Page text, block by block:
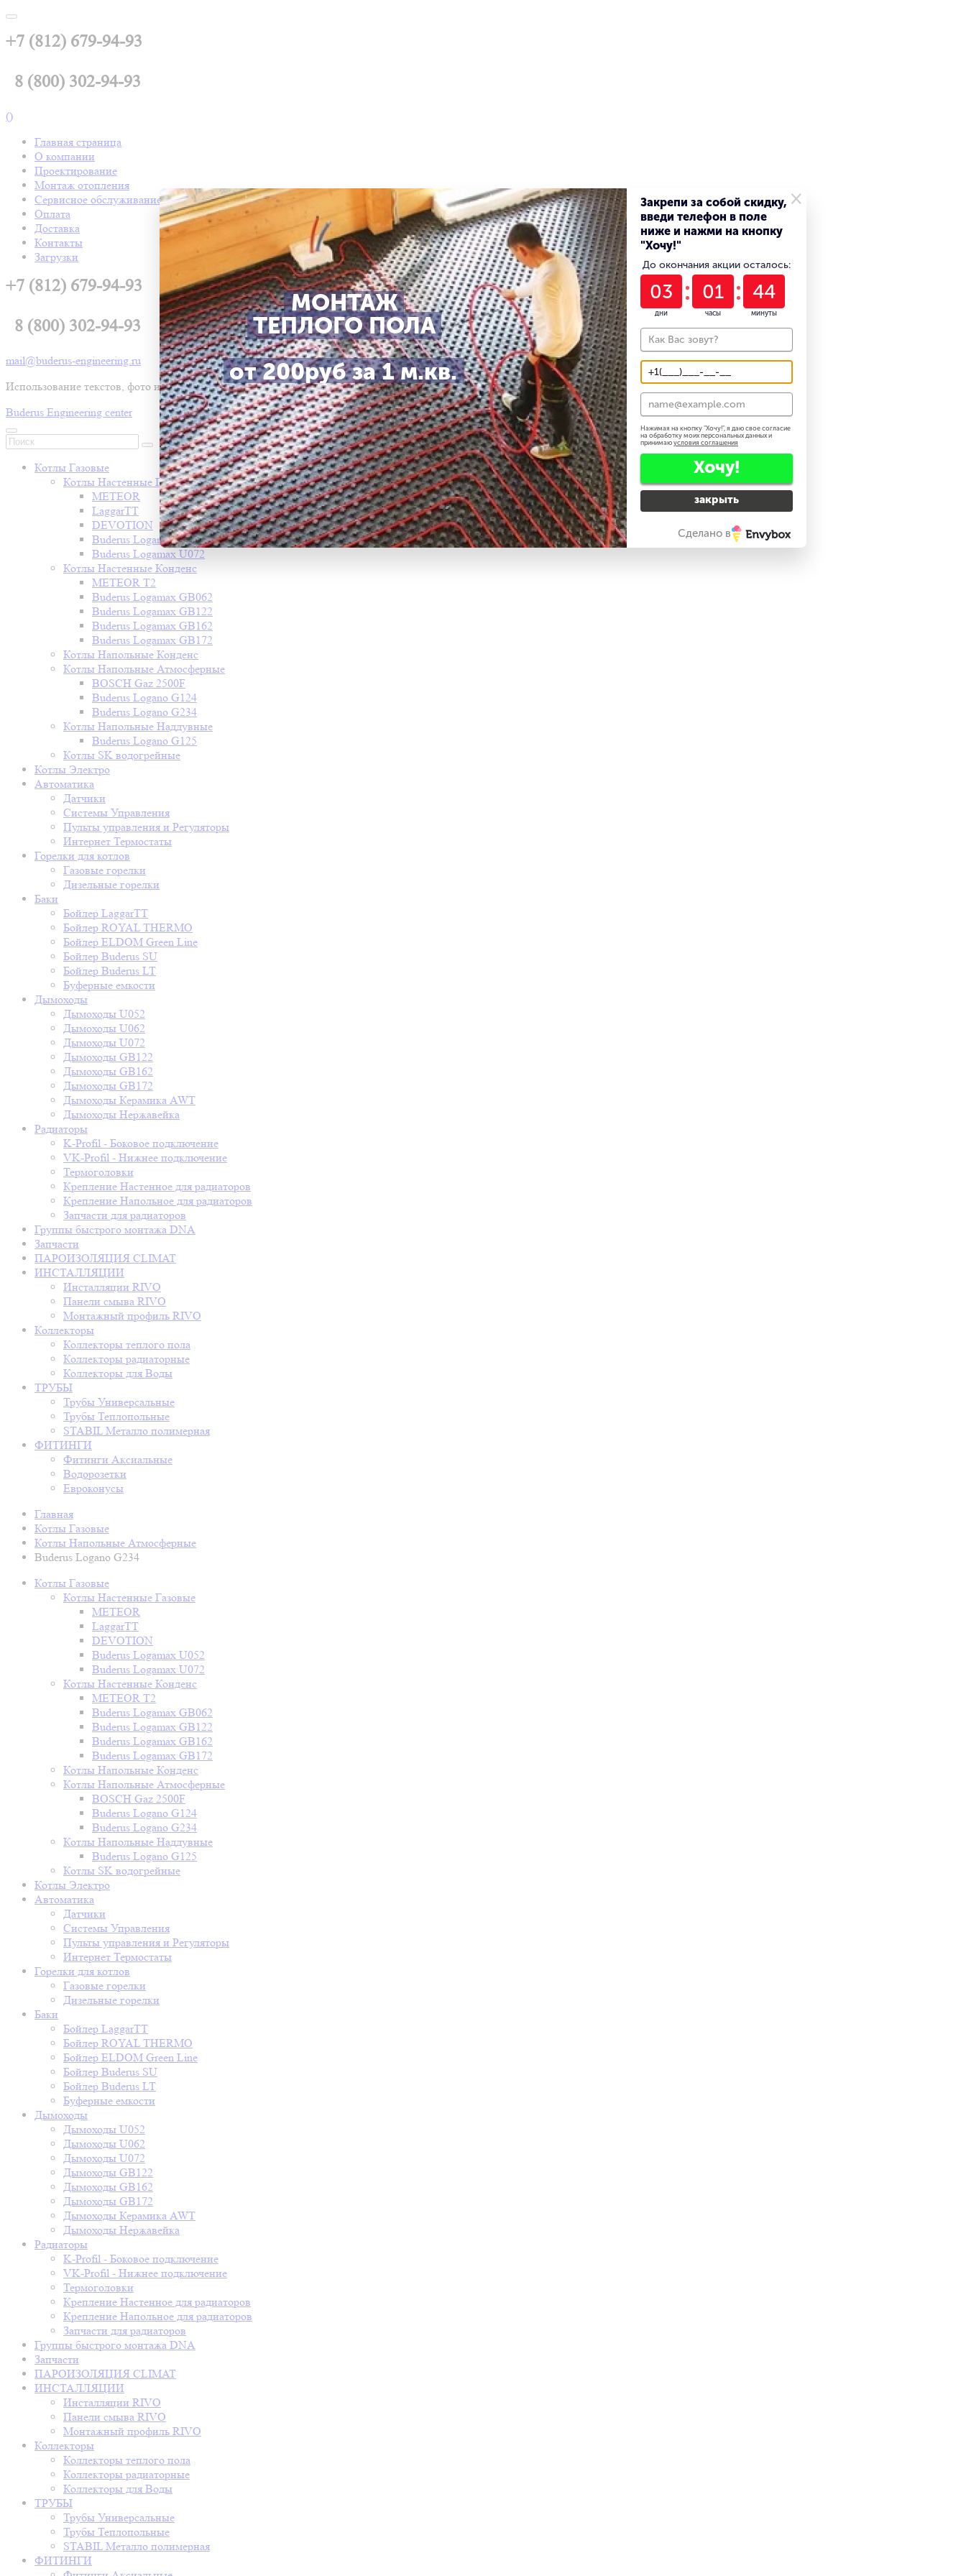
+7 (812) 679-94-93
8 (800) 302-94-93
()
Главная страница
О компании
Проектирование
Монтаж отопления
Сервисное обслуживание
Оплата
Доставка
Контакты
Загрузки
+7 (812) 679-94-93
8 (800) 302-94-93
mail@buderus-engineering.ru
Использование текстов, фото и видео без письменного разрешения ЗАПРЕЩЕНО.
Buderus Engineering center
Котлы Газовые
Котлы Настенные Газовые
METEOR
LaggarTT
DEVOTION
Buderus Logamax U052
Buderus Logamax U072
Котлы Настенные Конденс
METEOR T2
Buderus Logamax GB062
Buderus Logamax GB122
Buderus Logamax GB162
Buderus Logamax GB172
Котлы Напольные Конденс
Котлы Напольные Атмосферные
BOSCH Gaz 2500F
Buderus Logano G124
Buderus Logano G234
Котлы Напольные Наддувные
Buderus Logano G125
Котлы SK водогрейные
Котлы Электро
Автоматика
Датчики
Системы Управления
Пульты управления и Регуляторы
Интернет Термостаты
Горелки для котлов
Газовые горелки
Дизельные горелки
Баки
Бойлер LaggarTT
Бойлер ROYAL THERMO
Бойлер ELDOM Green Line
Бойлер Buderus SU
Бойлер Buderus LT
Буферные емкости
Дымоходы
Дымоходы U052
Дымоходы U062
Дымоходы U072
Дымоходы GB122
Дымоходы GB162
Дымоходы GB172
Дымоходы Керамика AWT
Дымоходы Нержавейка
Радиаторы
K-Profil - Боковое подключение
VK-Profil - Нижнее подключение
Термоголовки
Крепление Настенное для радиаторов
Крепление Напольное для радиаторов
Запчасти для радиаторов
Группы быстрого монтажа DNA
Запчасти
ПАРОИЗОЛЯЦИЯ CLIMAT
ИНСТАЛЛЯЦИИ
Инсталляции RIVO
Панели смыва RIVO
Монтажный профиль RIVO
Коллекторы
Коллекторы теплого пола
Коллекторы радиаторные
Коллекторы для Воды
ТРУБЫ
Трубы Универсальные
Трубы Теплопольные
STABIL Металло полимерная
ФИТИНГИ
Фитинги Аксиальные
Водорозетки
Евроконусы
Главная
Котлы Газовые
Котлы Напольные Атмосферные
Buderus Logano G234
Котлы Газовые
Котлы Настенные Газовые
METEOR
LaggarTT
DEVOTION
Buderus Logamax U052
Buderus Logamax U072
Котлы Настенные Конденс
METEOR T2
Buderus Logamax GB062
Buderus Logamax GB122
Buderus Logamax GB162
Buderus Logamax GB172
Котлы Напольные Конденс
Котлы Напольные Атмосферные
BOSCH Gaz 2500F
Buderus Logano G124
Buderus Logano G234
Котлы Напольные Наддувные
Buderus Logano G125
Котлы SK водогрейные
Котлы Электро
Автоматика
Датчики
Системы Управления
Пульты управления и Регуляторы
Интернет Термостаты
Горелки для котлов
Газовые горелки
Дизельные горелки
Баки
Бойлер LaggarTT
Бойлер ROYAL THERMO
Бойлер ELDOM Green Line
Бойлер Buderus SU
Бойлер Buderus LT
Буферные емкости
Дымоходы
Дымоходы U052
Дымоходы U062
Дымоходы U072
Дымоходы GB122
Дымоходы GB162
Дымоходы GB172
Дымоходы Керамика AWT
Дымоходы Нержавейка
Радиаторы
K-Profil - Боковое подключение
VK-Profil - Нижнее подключение
Термоголовки
Крепление Настенное для радиаторов
Крепление Напольное для радиаторов
Запчасти для радиаторов
Группы быстрого монтажа DNA
Запчасти
ПАРОИЗОЛЯЦИЯ CLIMAT
ИНСТАЛЛЯЦИИ
Инсталляции RIVO
Панели смыва RIVO
Монтажный профиль RIVO
Коллекторы
Коллекторы теплого пола
Коллекторы радиаторные
Коллекторы для Воды
ТРУБЫ
Трубы Универсальные
Трубы Теплопольные
STABIL Металло полимерная
ФИТИНГИ
МОНТАЖ
ТЕПЛОГО ПОЛА
от 200руб за 1 м.кв.
×
Закрепи за собой скидку,
введи телефон в поле
ниже и нажми на кнопку
"Хочу!"
До окончания акции осталось:
03
дни
01
часы
44
минуты
Нажимая на кнопку "Хочу!", я даю свое согласие
на обработку моих персональных данных и
принимаю условия соглашения
Хочу!
закрыть
Сделано в